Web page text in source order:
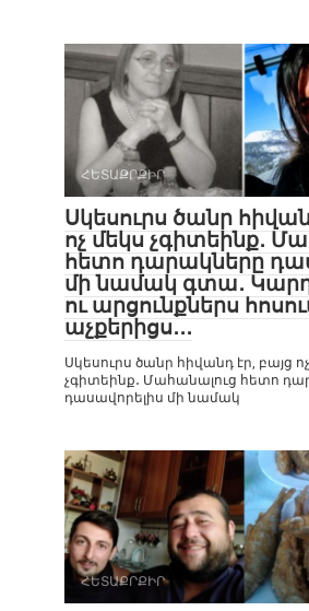
ՀԵՏԱՔՐՔԻՐ
Սկեսուրս ծանր
ոչ մեկս չգիտեինք․
հետո դարակները
մի նամակ գտա․
ու արցունքներս
աչքերիցս․․․
Սկեսուրս ծանր հիվանդ էր, բայց
չգիտեինք․ Մահանալուց հետո
դասավորելիս մի նամակ
ՀԵՏԱՔՐՔԻՐ